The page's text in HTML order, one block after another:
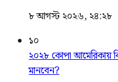
৮ আগস্ট ২০২৬, ২৪:২৮
১০
২০২৮ কোপা আমেরিকায়
মানবেন?